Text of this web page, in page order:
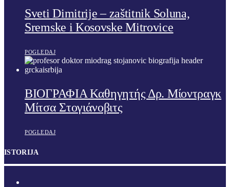
Sveti Dimitrije – zaštitnik Soluna,
Sremske i Kosovske Mitrovice
POGLEDAJ
ΒΙΟΓΡΑΦΙΑ Καθηγητής Δρ. Μίοντραγκ
Μίτσα Στογιάνοβιτς
POGLEDAJ
ISTORIJA